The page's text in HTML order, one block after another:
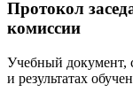
Протокол
комиссии
Учебный документ,
и результатах